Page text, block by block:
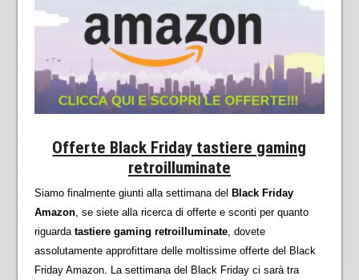
Offerte Black Friday tastiere gaming
retroilluminate
Siamo finalmente giunti alla settimana del Black Friday
Amazon, se siete alla ricerca di offerte e sconti per quanto
riguarda tastiere gaming retroilluminate, dovete
assolutamente approfittare delle moltissime offerte del Black
Friday Amazon. La settimana del Black Friday ci sarà tra